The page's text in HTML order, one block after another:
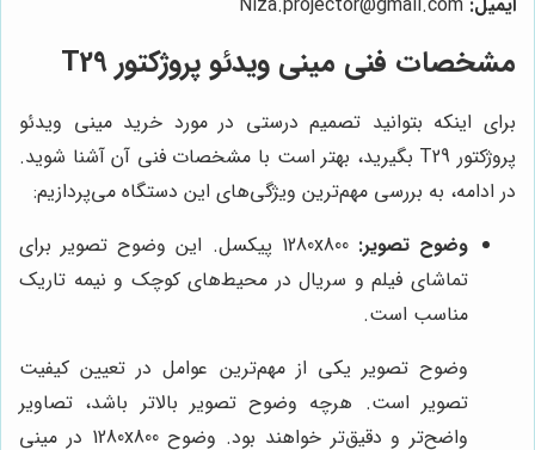
مشخصات فنی مینی ویدئو پروژکتور T29
برای اینکه بتوانید تصمیم درستی در مورد خرید مینی ویدئو
پروژکتور T29 بگیرید، بهتر است با مشخصات فنی آن آشنا شوید.
در ادامه، به بررسی مهم‌ترین ویژگی‌های این دستگاه می‌پردازیم:
وضوح تصویر:
1280x800 پیکسل. این وضوح تصویر برای
تماشای فیلم و سریال در محیط‌های کوچک و نیمه تاریک
مناسب است.
وضوح تصویر یکی از مهم‌ترین عوامل در تعیین کیفیت
تصویر است. هرچه وضوح تصویر بالاتر باشد، تصاویر
واضح‌تر و دقیق‌تر خواهند بود. وضوح 1280x800 در مینی